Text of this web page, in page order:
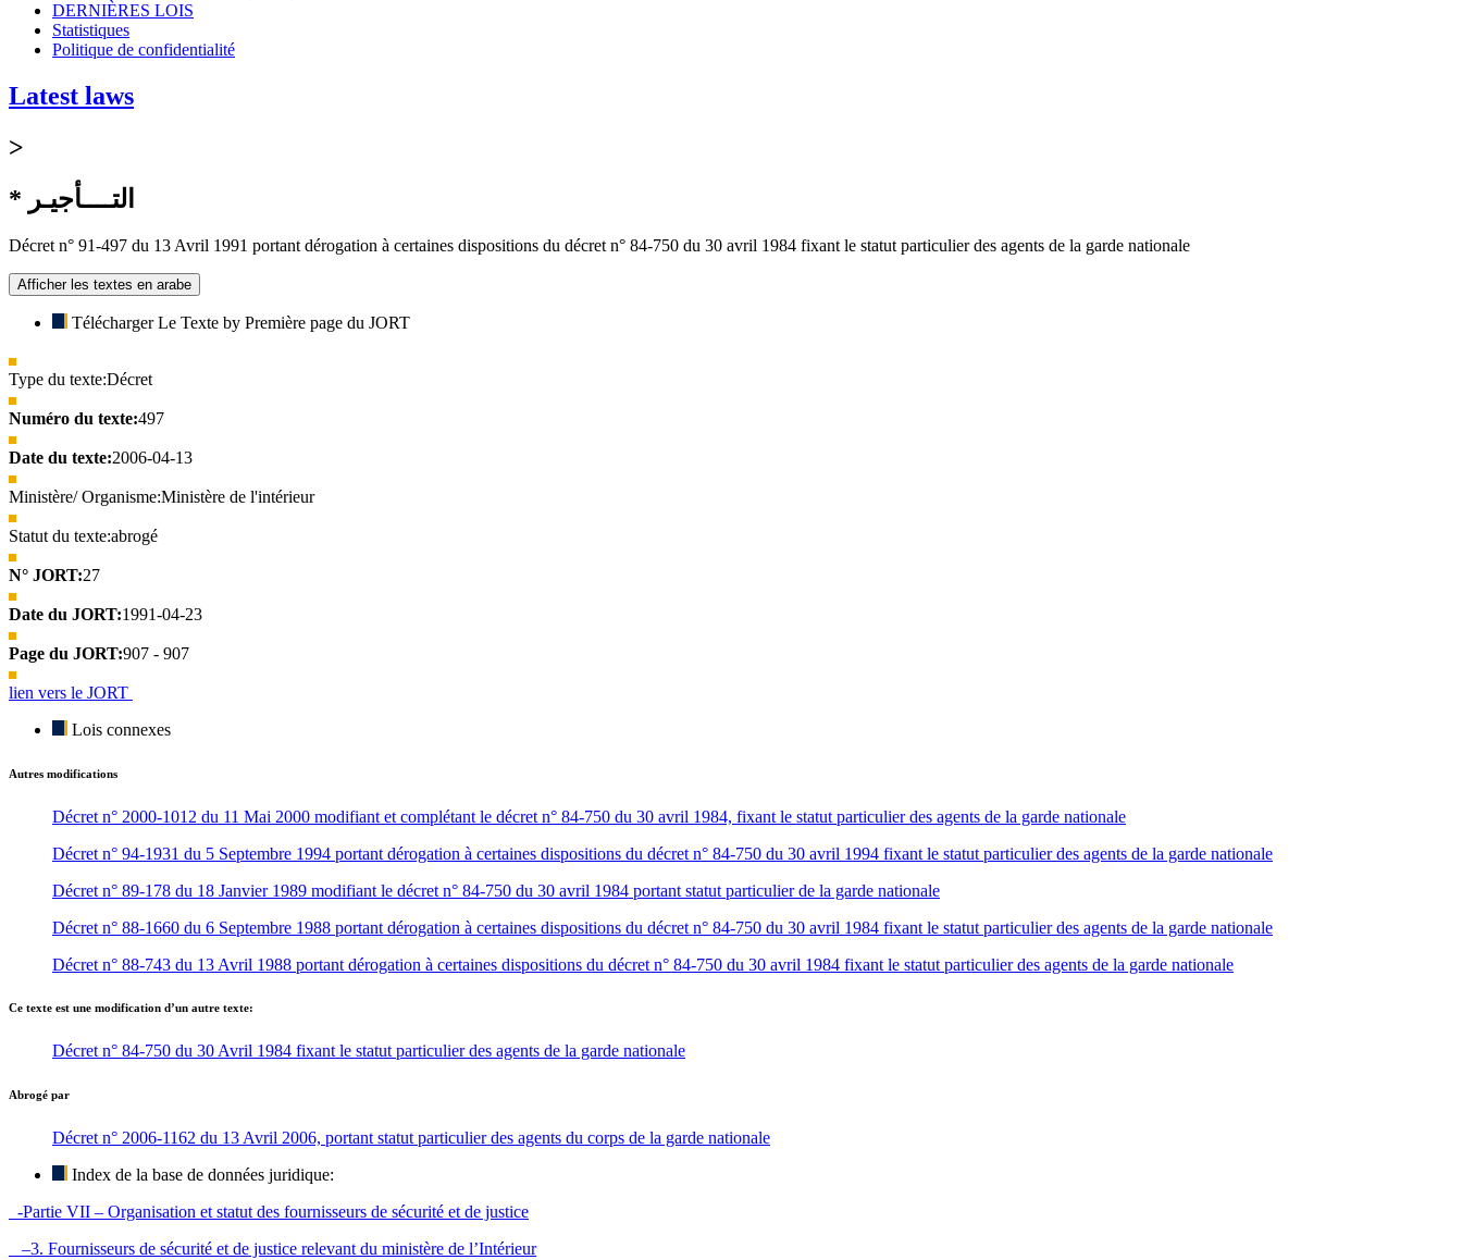
DERNIÈRES LOIS
Statistiques
Politique de confidentialité
Latest laws
>
* التــــأجيـر
Décret n° 91-497 du 13 Avril 1991 portant dérogation à certaines dispositions du décret n° 84-750 du 30 avril 1984 fixant le statut particulier des agents de la garde nationale
Afficher les textes en arabe
Télécharger Le Texte by Première page du JORT
Type du texte:Décret
Numéro du texte:497
Date du texte:2006-04-13
Ministère/ Organisme:Ministère de l'intérieur
Statut du texte:abrogé
N° JORT:27
Date du JORT:1991-04-23
Page du JORT:907 - 907
lien vers le JORT
Lois connexes
Autres modifications
Décret n° 2000-1012 du 11 Mai 2000 modifiant et complétant le décret n° 84-750 du 30 avril 1984, fixant le statut particulier des agents de la garde nationale
Décret n° 94-1931 du 5 Septembre 1994 portant dérogation à certaines dispositions du décret n° 84-750 du 30 avril 1994 fixant le statut particulier des agents de la garde nationale
Décret n° 89-178 du 18 Janvier 1989 modifiant le décret n° 84-750 du 30 avril 1984 portant statut particulier de la garde nationale
Décret n° 88-1660 du 6 Septembre 1988 portant dérogation à certaines dispositions du décret n° 84-750 du 30 avril 1984 fixant le statut particulier des agents de la garde nationale
Décret n° 88-743 du 13 Avril 1988 portant dérogation à certaines dispositions du décret n° 84-750 du 30 avril 1984 fixant le statut particulier des agents de la garde nationale
Ce texte est une modification d’un autre texte:
Décret n° 84-750 du 30 Avril 1984 fixant le statut particulier des agents de la garde nationale
Abrogé par
Décret n° 2006-1162 du 13 Avril 2006, portant statut particulier des agents du corps de la garde nationale
Index de la base de données juridique:
-Partie VII – Organisation et statut des fournisseurs de sécurité et de justice
–3. Fournisseurs de sécurité et de justice relevant du ministère de l’Intérieur